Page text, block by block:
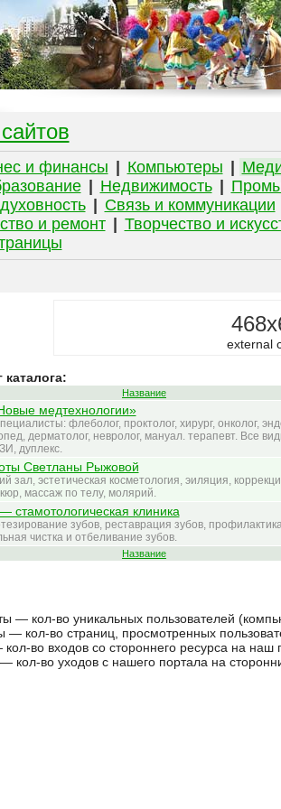
и финансы Компьютеры
Недвижимость
Связь и коммуникации
и ремонт
Творчество и
external
Название
медтехнологии»
флеболог, проктолог, хирург, онколог,
дерматолог, невролог, мануал. терапевт. Все
дуплекс.
Светланы Рыжовой
зал, эстетическая косметология, эиляция,
массаж по телу, молярий.
стамотологическая клиника
зубов, реставрация зубов,
чистка и отбеливание зубов.
Название
— кол-во уникальных пользователей
— кол-во страниц, просмотренных
во входов со стороннего ресурса на наш
кол-во уходов с нашего портала на